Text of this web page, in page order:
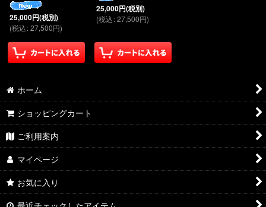
25,000円(税別)
(税込:27,500円)
25,000円(税別)
(税込:27,500円)
ホーム
ショッピングカート
ご利用案内
マイページ
お気に入り